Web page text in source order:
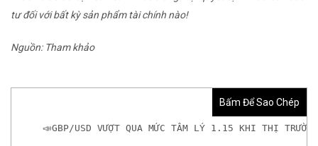
tư đối với bất kỳ sản phẩm tài chính nào!
Nguồn: Tham khảo
Bấm Để Sao Chép
📣GBP/USD VƯỢT QUA MỨC TÂM LÝ 1.15 KHI THỊ